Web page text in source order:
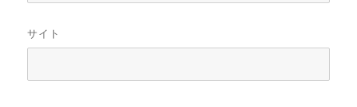
サイト